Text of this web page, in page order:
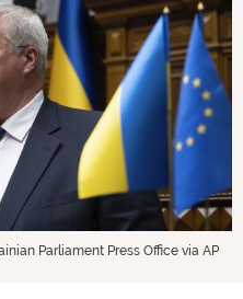
Parliament Press Office via AP